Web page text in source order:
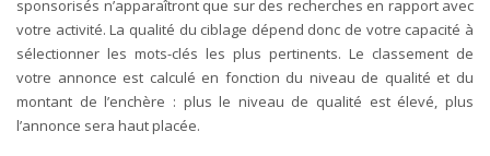
sponsorisés n’apparaîtront que sur des recherches en rapport avec
votre activité. La qualité du ciblage dépend donc de votre capacité à
sélectionner les mots-clés les plus pertinents. Le classement de
votre annonce est calculé en fonction du niveau de qualité et du
montant de l’enchère : plus le niveau de qualité est élevé, plus
l’annonce sera haut placée.